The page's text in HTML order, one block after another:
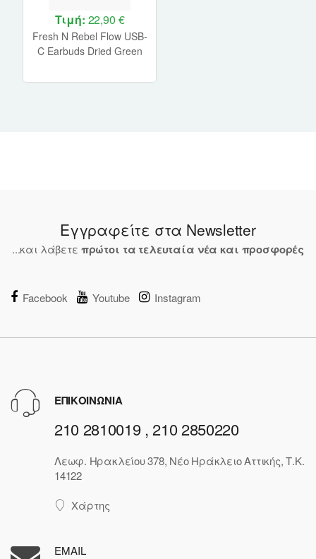
Τιμή: 22,90 €
Fresh N Rebel Flow USB-
C Earbuds Dried Green
Εγγραφείτε στα Newsletter
...και λάβετε πρώτοι τα τελευταία νέα και προσφορές
Facebook Youtube Instagram
ΕΠΙΚΟΙΝΩΝΙΑ
210 2810019 , 210 2850220
Λεωφ. Ηρακλείου 378, Νέο Ηράκλειο Αττικής, Τ.Κ.
14122
Χάρτης
EMAIL